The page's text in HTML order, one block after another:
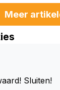
Meer
Sluiten!